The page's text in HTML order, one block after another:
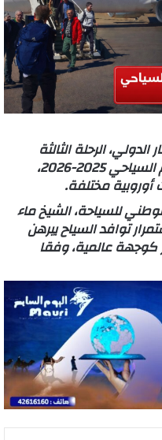
الرحلة الثالثة
القادمة من فرنسا ضمن الموسم السياحي 2025-2026،
للسياحة، الشيخ ماء
توافد السياح يبرهن
كوجهة عالمية، وفقا